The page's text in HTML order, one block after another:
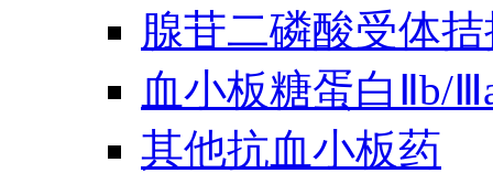
腺苷二磷酸受体
血小板糖蛋白Ⅱb/
其他抗血小板药